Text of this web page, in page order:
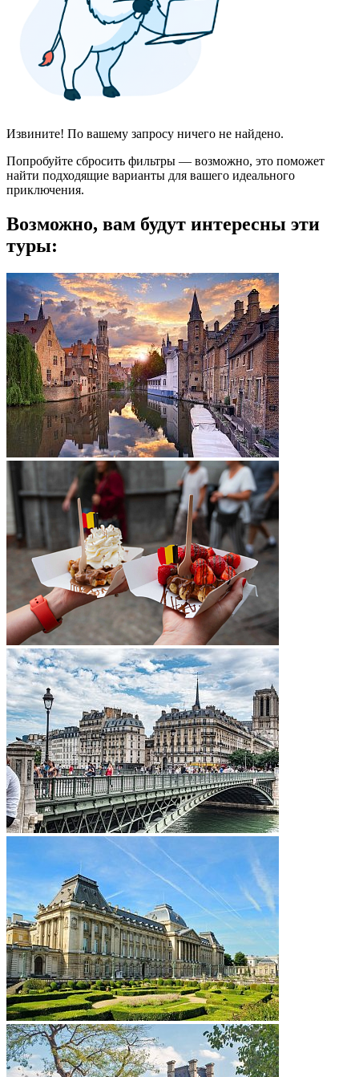
Извините! По вашему запросу ничего не найдено.
Попробуйте сбросить фильтры — возможно, это поможет
найти подходящие варианты для вашего идеального
приключения.
Возможно, вам будут интересны эти
туры: